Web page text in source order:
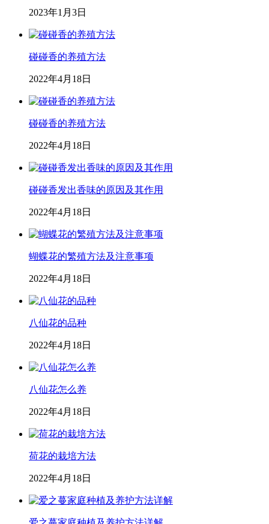
2023年1月3日
碰碰香的养殖方法
2022年4月18日
碰碰香的养殖方法
2022年4月18日
碰碰香发出香味的原因及其作用
2022年4月18日
蝴蝶花的繁殖方法及注意事项
2022年4月18日
八仙花的品种
2022年4月18日
八仙花怎么养
2022年4月18日
荷花的栽培方法
2022年4月18日